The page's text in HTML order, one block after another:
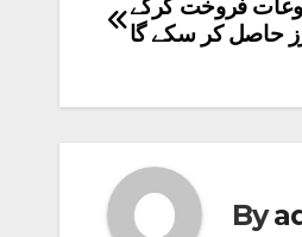
Post
فروخت کرکے
By